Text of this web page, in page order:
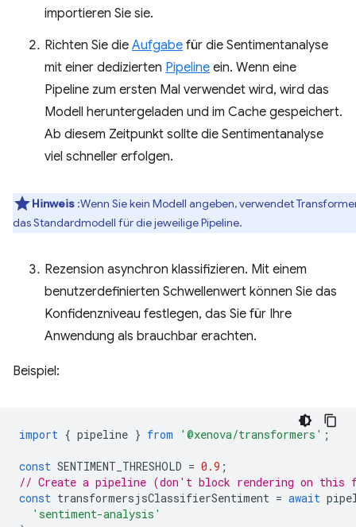
importieren Sie sie.
Richten Sie die Aufgabe für die Sentimentanalyse
mit einer dedizierten Pipeline ein. Wenn eine
Pipeline zum ersten Mal verwendet wird, wird das
Modell heruntergeladen und im Cache gespeichert.
Ab diesem Zeitpunkt sollte die Sentimentanalyse
viel schneller erfolgen.
Hinweis :Wenn Sie kein Modell angeben, verwendet
das Standardmodell für die jeweilige Pipeline.
Rezension asynchron klassifizieren. Mit einem
benutzerdefinierten Schwellenwert können Sie das
Konfidenzniveau festlegen, das Sie für Ihre
Anwendung als brauchbar erachten.
Beispiel:
import { pipeline } from '@xenova/transformers' ;
const SENTIMENT_THRESHOLD = 0.9 ;
// Create a pipeline (don't block rendering on this
const transformersjsClassifierSentiment = await
'sentiment-analysis'